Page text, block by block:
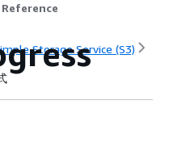
Reference
Storage Service (S3)